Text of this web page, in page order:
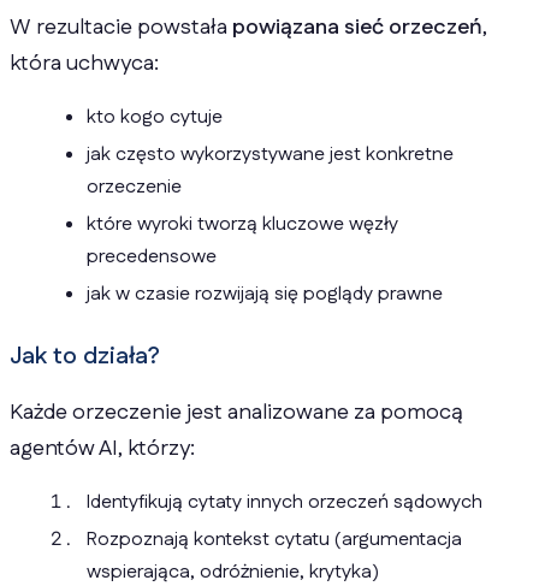
W rezultacie powstała powiązana sieć orzeczeń,
która uchwyca:
kto kogo cytuje
jak często wykorzystywane jest konkretne
orzeczenie
które wyroki tworzą kluczowe węzły
precedensowe
jak w czasie rozwijają się poglądy prawne
Jak to działa?
Każde orzeczenie jest analizowane za pomocą
agentów AI, którzy:
Identyfikują cytaty innych orzeczeń sądowych
Rozpoznają kontekst cytatu (argumentacja
wspierająca, odróżnienie, krytyka)